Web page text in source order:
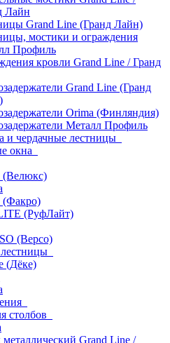
Лайн
Grand Line (Гранд Лайн)
мостики и ограждения
Профиль
кровли Grand Line / Гранд
Grand Line (Гранд
Orima (Финляндия)
Металл Профиль
и чердачные лестницы
окна
(Велюкс)
(Факро)
(РуфЛайт)
(Версо)
(Дёке)
столбов
Grand Line /